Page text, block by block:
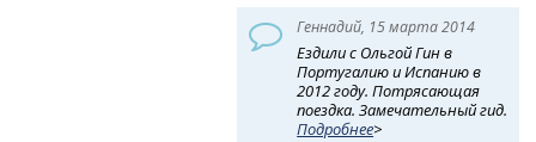
Геннадий, 15 марта 2014
Ездили с Ольгой Гин в
Португалию и Испанию в
2012 году. Потрясающая
поездка. Замечательный гид.
Подробнее>